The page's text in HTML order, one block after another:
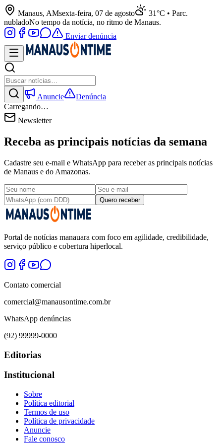
Manaus, AMsexta-feira, 07 de agosto
31°C • Parc.
nubladoNo tempo da notícia, no ritmo de Manaus.
Enviar denúncia
Anuncie
Denúncia
Carregando…
Newsletter
Receba as principais notícias da semana
Cadastre seu e-mail e WhatsApp para receber as principais notícias
de Manaus e do Amazonas.
Quero receber
Portal de notícias manauara com foco em agilidade, credibilidade,
serviço público e cobertura hiperlocal.
Contato comercial
comercial@manausontime.com.br
WhatsApp denúncias
(92) 99999-0000
Editorias
Institucional
Sobre
Política editorial
Termos de uso
Política de privacidade
Anuncie
Fale conosco